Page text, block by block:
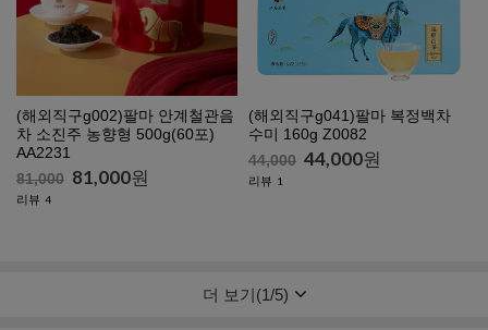
(해외직구g002)팔마 안계철관음
차 소진주 농향형 500g(60포)
AA2231
81,000 81,000원
리뷰 4
(해외직구g041)팔마 복정백차
수미 160g Z0082
44,000 44,000원
리뷰 1
더 보기(1/5)